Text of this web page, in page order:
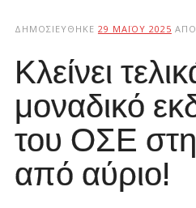
ΔΗΜΟΣΙΕΎΘΗΚΕ 29 ΜΑΪ́ΟΥ 2025 ΑΠΌ
Κλείνει
μοναδικό
του ΟΣΕ στη
από αύριο!